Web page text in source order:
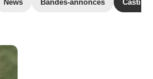
News Bandes-annonces Casting